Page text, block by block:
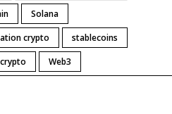
Solana
crypto
stablecoins
Web3